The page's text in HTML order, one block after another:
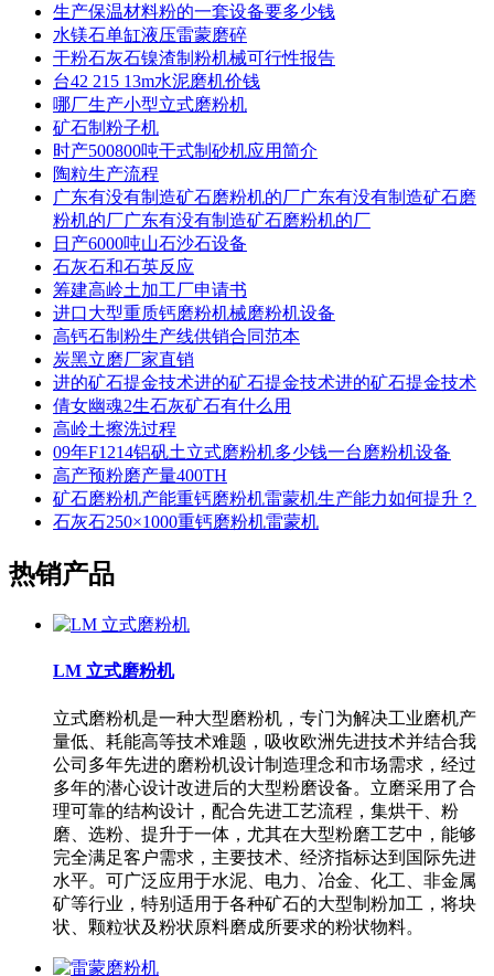
生产保温材料粉的一套设备要多少钱
水镁石单缸液压雷蒙磨碎
干粉石灰石镍渣制粉机械可行性报告
台42 215 13m水泥磨机价钱
哪厂生产小型立式磨粉机
矿石制粉子机
时产500800吨干式制砂机应用简介
陶粒生产流程
广东有没有制造矿石磨粉机的厂广东有没有制造矿石磨
粉机的厂广东有没有制造矿石磨粉机的厂
日产6000吨山石沙石设备
石灰石和石英反应
筹建高岭土加工厂申请书
进口大型重质钙磨粉机械磨粉机设备
高钙石制粉生产线供销合同范本
炭黑立磨厂家直销
进的矿石提金技术进的矿石提金技术进的矿石提金技术
倩女幽魂2生石灰矿石有什么用
高岭土擦洗过程
09年F1214铝矾土立式磨粉机多少钱一台磨粉机设备
高产预粉磨产量400TH
矿石磨粉机产能重钙磨粉机雷蒙机生产能力如何提升？
石灰石250×1000重钙磨粉机雷蒙机
热销产品
LM 立式磨粉机
立式磨粉机是一种大型磨粉机，专门为解决工业磨机产
量低、耗能高等技术难题，吸收欧洲先进技术并结合我
公司多年先进的磨粉机设计制造理念和市场需求，经过
多年的潜心设计改进后的大型粉磨设备。立磨采用了合
理可靠的结构设计，配合先进工艺流程，集烘干、粉
磨、选粉、提升于一体，尤其在大型粉磨工艺中，能够
完全满足客户需求，主要技术、经济指标达到国际先进
水平。可广泛应用于水泥、电力、冶金、化工、非金属
矿等行业，特别适用于各种矿石的大型制粉加工，将块
状、颗粒状及粉状原料磨成所要求的粉状物料。